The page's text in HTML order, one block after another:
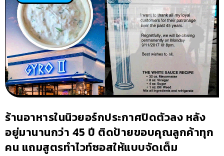
ร้านอาหารในนิวยอร์กประกาศปิดตัวลง หลัง
อยู่มานานกว่า 45 ปี ติดป้ายขอบคุณลูกค้าทุก
คน แถมสูตรทำไวท์ซอสให้แบบจัดเต็ม